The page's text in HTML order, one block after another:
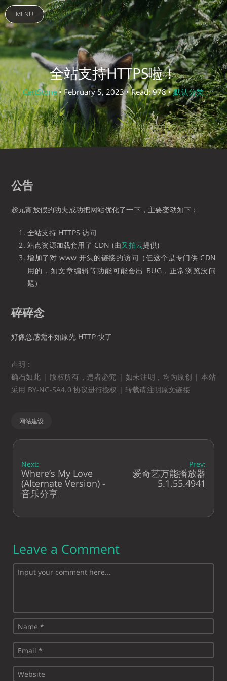
MENU
全站支持HTTPS啦！
CertStone• February 5, 2023 • Read: 978 •默认分类
公告
趁元宵放假的功夫成功把网站优化了一下，主要变动如下：
全站支持 HTTPS 访问
站点资源加载套用了 CDN (由又拍云提供)
增加了对 www 开头的链接的访问（但这个是专门供 CDN
用的，如文章编辑等功能可能会出 BUG，正常浏览没问
题）
碎碎念
好像总感觉不如原先 HTTP 快了
声明：
确石如此 | 版权所有，违者必究 | 如未注明，均为原创 | 本站
采用 BY-NC-SA4.0 协议进行授权 | 转载请注明原文链接
网站建设
Next:
Where’s My Love
(Alternate Version) -
音乐分享
Prev:
爱奇艺万能播放器
5.1.55.4941
Leave a Comment